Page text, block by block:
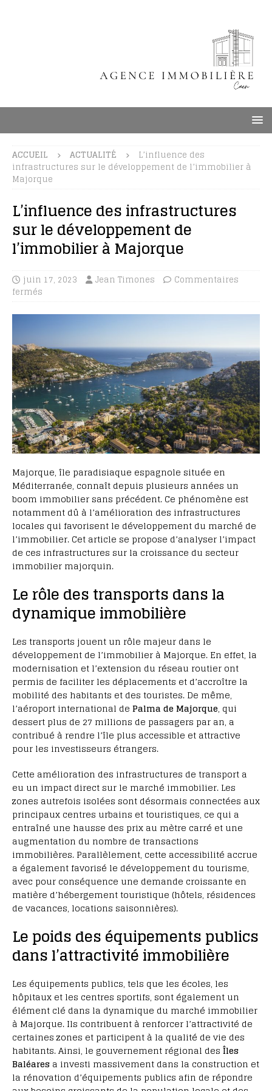
ACCUEIL ACTUALITÉ
L’influence des
infrastructures sur le développement de l’immobilier à
Majorque
L’influence des infrastructures
sur le développement de
l’immobilier à Majorque
juin 17, 2023 Jean Timones
Commentaires
fermés
Majorque, île paradisiaque espagnole située en
Méditerranée, connaît depuis plusieurs années un
boom immobilier sans précédent. Ce phénomène est
notamment dû à l’amélioration des infrastructures
locales qui favorisent le développement du marché de
l’immobilier. Cet article se propose d’analyser l’impact
de ces infrastructures sur la croissance du secteur
immobilier majorquin.
Le rôle des transports dans la
dynamique immobilière
Les transports jouent un rôle majeur dans le
développement de l’immobilier à Majorque. En effet, la
modernisation et l’extension du réseau routier ont
permis de faciliter les déplacements et d’accroître la
mobilité des habitants et des touristes. De même,
l’aéroport international de Palma de Majorque, qui
dessert plus de 27 millions de passagers par an, a
contribué à rendre l’île plus accessible et attractive
pour les investisseurs étrangers.
Cette amélioration des infrastructures de transport a
eu un impact direct sur le marché immobilier. Les
zones autrefois isolées sont désormais connectées aux
principaux centres urbains et touristiques, ce qui a
entraîné une hausse des prix au mètre carré et une
augmentation du nombre de transactions
immobilières. Parallèlement, cette accessibilité accrue
a également favorisé le développement du tourisme,
avec pour conséquence une demande croissante en
matière d’hébergement touristique (hôtels, résidences
de vacances, locations saisonnières).
Le poids des équipements publics
dans l’attractivité immobilière
Les équipements publics, tels que les écoles, les
hôpitaux et les centres sportifs, sont également un
élément clé dans la dynamique du marché immobilier
à Majorque. Ils contribuent à renforcer l’attractivité de
certaines zones et participent à la qualité de vie des
habitants. Ainsi, le gouvernement régional des Îles
Baléares a investi massivement dans la construction et
la rénovation d’équipements publics afin de répondre